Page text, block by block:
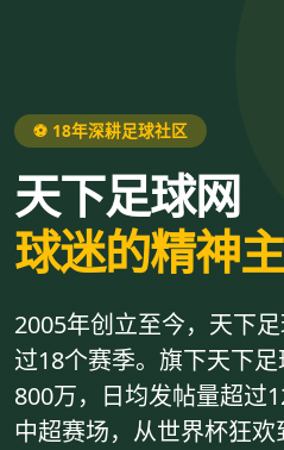
⚽ 18年深耕足球社区
天下足球网
球迷的精神
2005年创立至今，天下
过18个赛季。旗下天下
800万，日均发帖量超过
中超赛场，从世界杯狂